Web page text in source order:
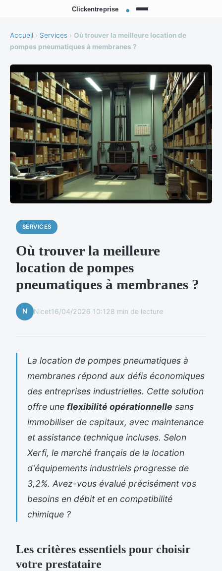
Accueil › Services › Où trouver la meilleure location de
pompes pneumatiques à membranes ?
SERVICES
Où trouver la meilleure
location de pompes
pneumatiques à membranes ?
N Nicet16/04/2026 10:128 min de lecture
La location de pompes pneumatiques à
membranes répond aux défis économiques
des entreprises industrielles. Cette solution
offre une flexibilité opérationnelle sans
immobiliser de capitaux, avec maintenance
et assistance technique incluses. Selon
Xerfi, le marché français de la location
d'équipements industriels progresse de
3,2%. Avez-vous évalué précisément vos
besoins en débit et en compatibilité
chimique ?
Les critères essentiels pour choisir
votre prestataire